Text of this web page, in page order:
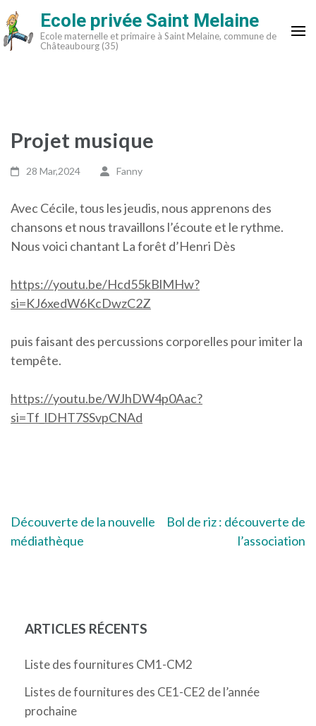
Aller
au
contenu
Ecole privée Saint Melaine
Ecole maternelle et primaire à Saint Melaine, commune de
Châteaubourg (35)
Projet musique
28 Mar,2024 Fanny
Avec Cécile, tous les jeudis, nous apprenons des
chansons et nous travaillons l’écoute et le rythme.
Nous voici chantant La forêt d’Henri Dès
https://youtu.be/Hcd55kBlMHw?
si=KJ6xedW6KcDwzC2Z
puis faisant des percussions corporelles pour imiter la
tempête.
https://youtu.be/WJhDW4p0Aac?
si=Tf_lDHT7SSvpCNAd
Navigation
de
Découverte de la nouvelle
médiathèque
Bol de riz : découverte de
l’association
ARTICLES RÉCENTS
Liste des fournitures CM1-CM2
Listes de fournitures des CE1-CE2 de l’année
prochaine